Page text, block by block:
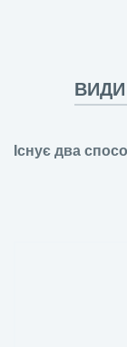
Існує два